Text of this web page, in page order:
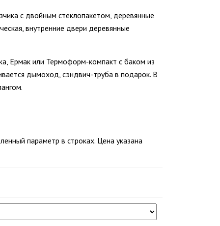
с двойным стеклопакетом, деревянные
внутренние двери деревянные
Ермак или Термоформ-компакт с баком из
дымоход, сэндвич-труба в подарок. В
параметр в строках. Цена указана